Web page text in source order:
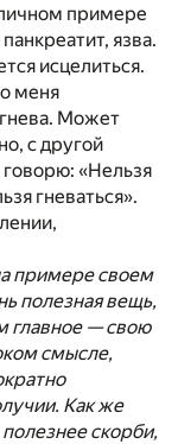
примере
язва.
исцелиться.
меня
Может
с другой
«Нельзя
гневаться».
примере своем
полезная вещь,
главное — свою
смысле,
Как же
скорби,